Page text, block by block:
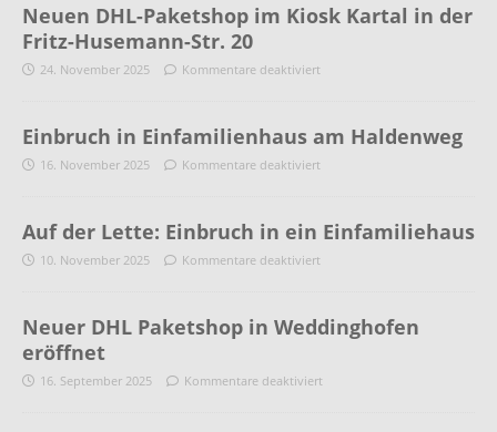
Neuen DHL-Paketshop im Kiosk Kartal in der
Fritz-Husemann-Str. 20
24. November 2025 Kommentare deaktiviert
Einbruch in Einfamilienhaus am Haldenweg
16. November 2025 Kommentare deaktiviert
Auf der Lette: Einbruch in ein Einfamiliehaus
10. November 2025 Kommentare deaktiviert
Neuer DHL Paketshop in Weddinghofen
eröffnet
16. September 2025 Kommentare deaktiviert